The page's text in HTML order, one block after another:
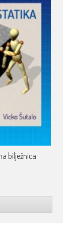
bilježnica